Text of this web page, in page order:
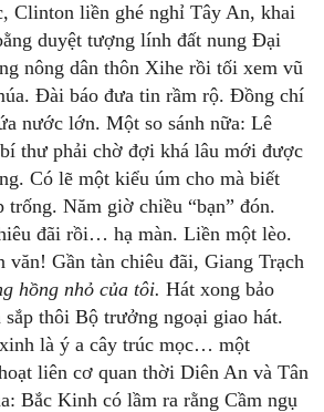
Clinton liền ghé nghỉ Tây An, khai
duyệt tượng lính đất nung Đại
nông dân thôn Xihe rồi tối xem vũ
Đài báo đưa tin rầm rộ. Đồng chí
nước lớn. Một so sánh nữa: Lê
thư phải chờ đợi khá lâu mới được
Có lẽ một kiểu úm cho mà biết
trống. Năm giờ chiều “bạn” đón.
đãi rồi… hạ màn. Liền một lèo.
văn! Gần tàn chiêu đãi, Giang Trạch
hồng nhỏ của tôi.Hát xong bảo
thôi Bộ trưởng ngoại giao hát.
là ý a cây trúc mọc… một
liên cơ quan thời Diên An và Tân
Bắc Kinh có lầm ra rằng Cầm ngụ